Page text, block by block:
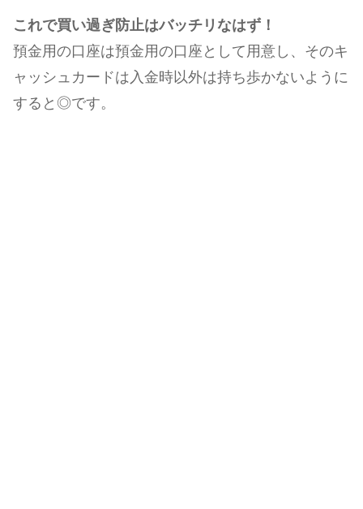
これで買い過ぎ防止はバッチリなはず！
預金用の口座は預金用の口座として用意し、そのキ
ャッシュカードは入金時以外は持ち歩かないように
すると◎です。